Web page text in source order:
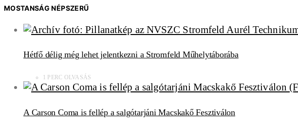
MOSTANSÁG NÉPSZERŰ
Hétfő délig még lehet jelentkezni a Stromfeld Műhelytáborába
1 PERC OLVASÁS
A Carson Coma is fellép a salgótarjáni Macskakő Fesztiválon